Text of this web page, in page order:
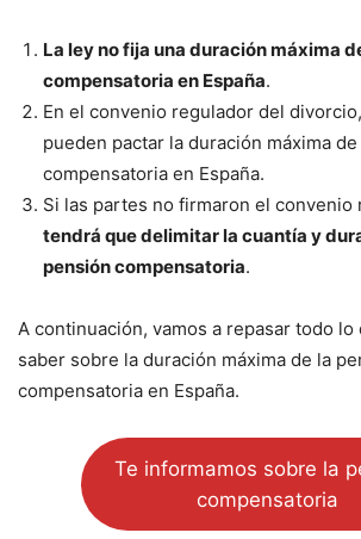
La ley no fija una duración máxima
compensatoria en España.
En el convenio regulador del
pueden pactar la duración máxima
compensatoria en España.
Si las partes no firmaron el convenio
tendrá que delimitar la cuantía y
pensión compensatoria.
A continuación, vamos a repasar todo
saber sobre la duración máxima de la
compensatoria en España.
Te informamos sobre la
compensatoria